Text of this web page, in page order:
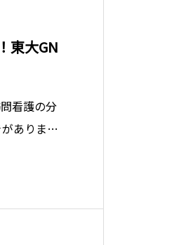
東大GN
看護の分
ありま